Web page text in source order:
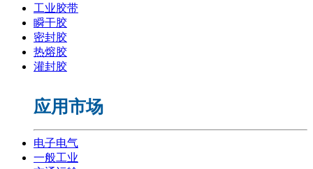
工业胶带
瞬干胶
密封胶
热熔胶
灌封胶
应用市场
电子电气
一般工业